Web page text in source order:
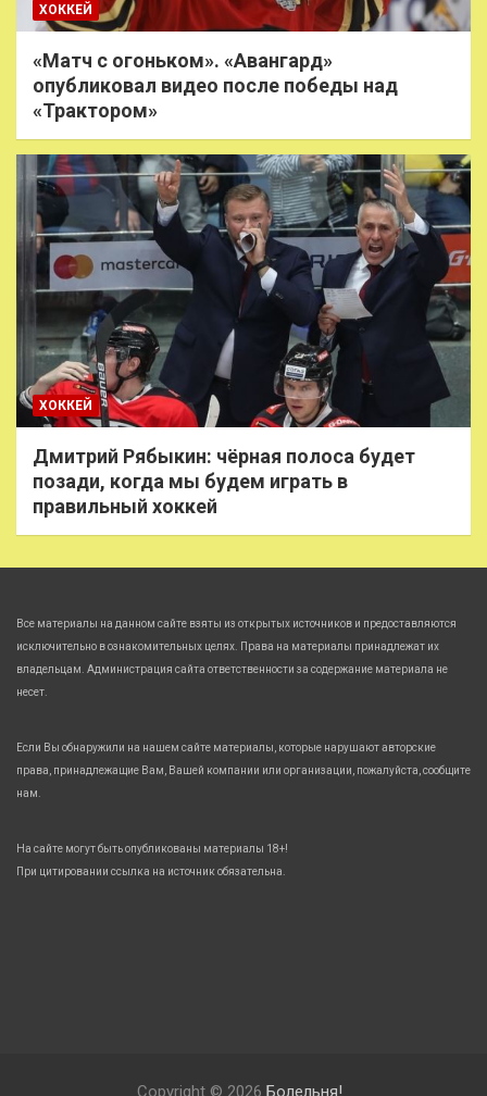
ХОККЕЙ
«Матч с огоньком». «Авангард»
опубликовал видео после победы над
«Трактором»
ХОККЕЙ
Дмитрий Рябыкин: чёрная полоса будет
позади, когда мы будем играть в
правильный хоккей
Все материалы на данном сайте взяты из открытых источников и предоставляются
исключительно в ознакомительных целях. Права на материалы принадлежат их
владельцам. Администрация сайта ответственности за содержание материала не
несет.
Если Вы обнаружили на нашем сайте материалы, которые нарушают авторские
права, принадлежащие Вам, Вашей компании или организации, пожалуйста, сообщите
нам.
На сайте могут быть опубликованы материалы 18+!
При цитировании ссылка на источник обязательна.
Copyright © 2026 Болельня!